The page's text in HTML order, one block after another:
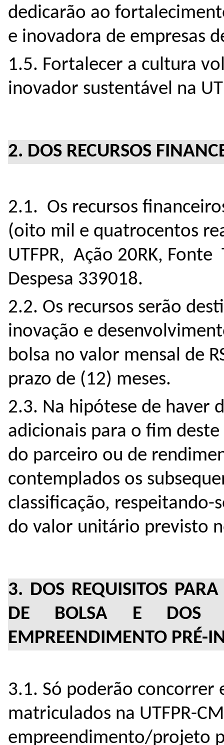
dedicarão ao
e inovadora de empresas
1.5. Fortalecer a cultura
inovador sustentável na
2. DOS RECURSOS
2.1. Os recursos
(oito mil e quatrocentos
UTFPR, Ação 20RK,
Despesa 339018.
2.2. Os recursos serão
inovação e
bolsa no valor mensal de
prazo de (12) meses.
2.3. Na hipótese de haver
adicionais para o fim
do parceiro ou de
contemplados os
classificação,
do valor unitário previsto
3. DOS REQUISITOS
DE BOLSA E DOS
EMPREENDIMENTO PRÉ-
3.1. Só poderão concorrer
matriculados na UTFPR-
empreendimento/projeto